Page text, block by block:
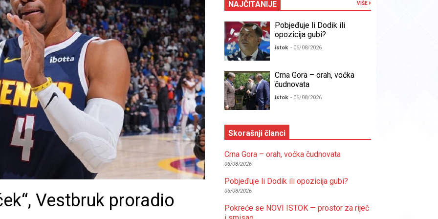
Vestbruk proradio
NAJČITANIJE VIŠE
Pobjeđuje li Dodik ili
opozicija gubi?
istok - 06/08/2026
Crna Gora – orah, voćka
čudnovata
istok - 06/08/2026
Skorašnji članci
Crna Gora – orah, voćka čudnovata
06/08/2026
Pobjeđuje li Dodik ili opozicija gubi?
06/08/2026
Pokreće se NOVI ISTOK — prostor za riječ